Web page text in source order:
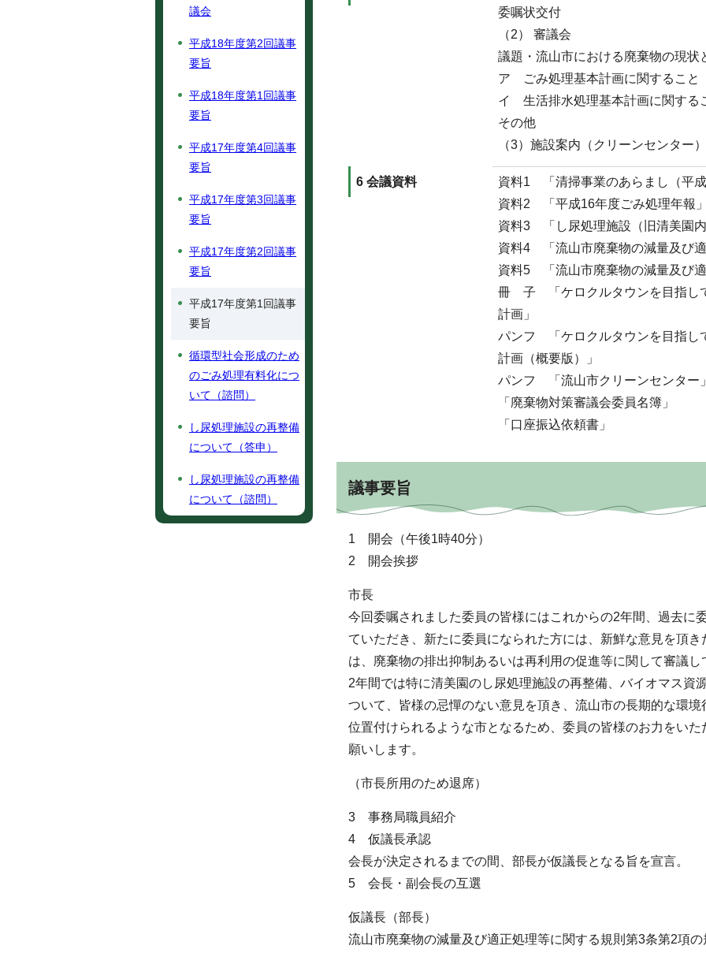
委嘱状交付
（2） 審議会
議題・流山市における廃棄物の現状
ア ごみ処理基本計画に関すること
イ 生活排水処理基本計画に関する
その他
（3）施設案内（クリーンセンター）
6 会議資料
資料1 「清掃事業のあらまし（平
資料2 「平成16年度ごみ処理年報
資料3 「し尿処理施設（旧清美園
資料4 「流山市廃棄物の減量及び
資料5 「流山市廃棄物の減量及び
冊 子 「ケロクルタウンを目指し
計画」
パンフ 「ケロクルタウンを目指し
計画（概要版）」
パンフ 「流山市クリーンセンター
「廃棄物対策審議会委員名簿」
「口座振込依頼書」
議事要旨
1 開会（午後1時40分）
2 開会挨拶
市長
今回委嘱されました委員の皆様にはこれからの2年間、過去に
ていただき、新たに委員になられた方には、新鮮な意見を頂
は、廃棄物の排出抑制あるいは再利用の促進等に関して審議
2年間では特に清美園のし尿処理施設の再整備、バイオマス資
ついて、皆様の忌憚のない意見を頂き、流山市の長期的な環
位置付けられるような市となるため、委員の皆様のお力をい
願いします。
（市長所用のため退席）
3 事務局職員紹介
4 仮議長承認
会長が決定されるまでの間、部長が仮議長となる旨を宣言。
5 会長・副会長の互選
仮議長（部長）
流山市廃棄物の減量及び適正処理等に関する規則第3条第2項
議会
平成18年度第2回議事
要旨
平成18年度第1回議事
要旨
平成17年度第4回議事
要旨
平成17年度第3回議事
要旨
平成17年度第2回議事
要旨
平成17年度第1回議事
要旨
循環型社会形成のため
のごみ処理有料化につ
いて（諮問）
し尿処理施設の再整備
について（答申）
し尿処理施設の再整備
について（諮問）